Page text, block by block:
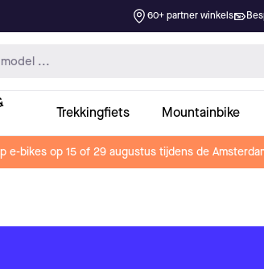
60+ partner winkels
Trekkingfiets Mountainbike
e-bikes op 15 of 29 augustus tijdens de